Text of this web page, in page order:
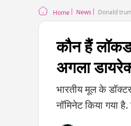
Home News Donald
कौन हैं
अगला
भारतीय मूल के
नॉमिनेट किया गया